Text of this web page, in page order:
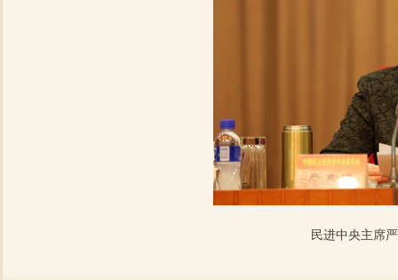
民进中央主席